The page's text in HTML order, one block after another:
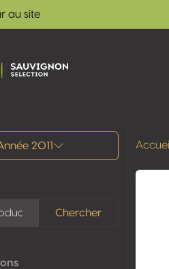
au site
résultats
2011
Chercher
Accueil